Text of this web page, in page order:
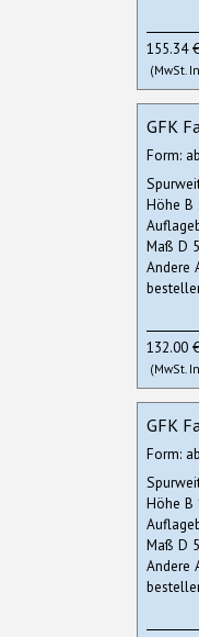
155.34 €
(MwSt.
GFK
Form:
Höhe B
Maß D
Andere
132.00 €
(MwSt.
GFK
Form:
Höhe B
Maß D
Andere